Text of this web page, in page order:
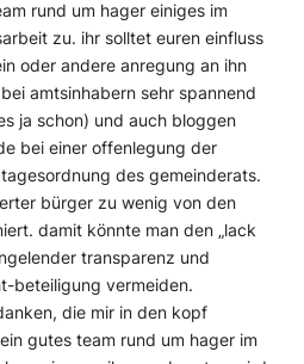
rund um hager einiges im
zu. ihr solltet euren einfluss
oder andere anregung an ihn
amtsinhabern sehr spannend
ja schon) und auch bloggen
bei einer offenlegung der
des gemeinderats.
bürger zu wenig von den
damit könnte man den „lack
transparenz und
beteiligung vermeiden.
die mir in den kopf
gutes team rund um hager im